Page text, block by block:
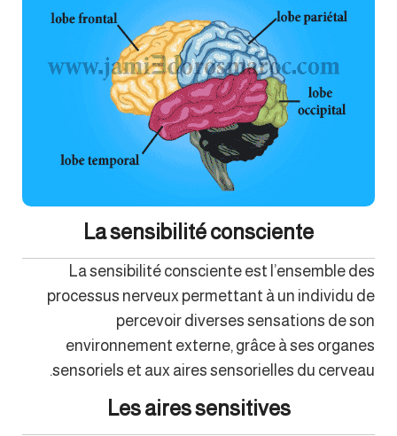
La sensibilité consciente
La sensibilité consciente est l’ensemble des
processus nerveux permettant à un individu de
percevoir diverses sensations de son
environnement externe, grâce à ses organes
sensoriels et aux aires sensorielles du cerveau.
Les aires sensitives